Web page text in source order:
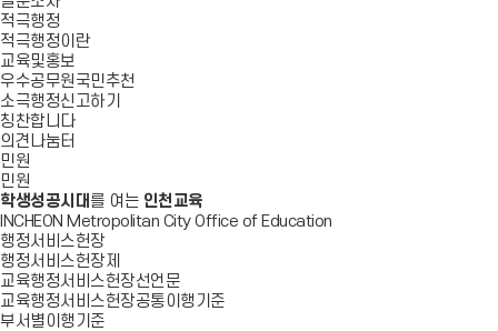
적극행정
적극행정이란
교육및홍보
우수공무원국민추천
소극행정신고하기
칭찬합니다
의견나눔터
민원
민원
학생성공시대 를 여는 인천교육
INCHEON Metropolitan City Office of Education
행정서비스헌장
행정서비스헌장제
교육행정서비스헌장선언문
교육행정서비스헌장공통이행기준
부서별이행기준